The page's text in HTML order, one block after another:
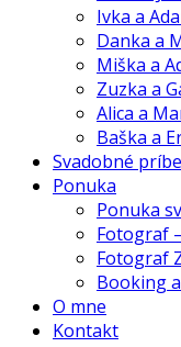
Ivka a
Danka a
Miška a
Zuzka a
Alica a
Baška a
Svadobné
Ponuka
Ponuka
Fotograf
Fotograf
Booking
O mne
Kontakt